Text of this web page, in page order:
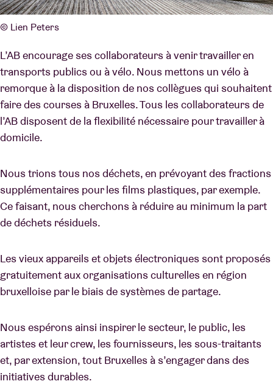
© Lien Peters
L’AB encourage ses collaborateurs à venir travailler en
transports publics ou à vélo. Nous mettons un vélo à
remorque à la disposition de nos collègues qui souhaitent
faire des courses à Bruxelles. Tous les collaborateurs de
l’AB disposent de la flexibilité nécessaire pour travailler à
domicile.
Nous trions tous nos déchets, en prévoyant des fractions
supplémentaires pour les films plastiques, par exemple.
Ce faisant, nous cherchons à réduire au minimum la part
de déchets résiduels.
Les vieux appareils et objets électroniques sont proposés
gratuitement aux organisations culturelles en région
bruxelloise par le biais de systèmes de partage.
Nous espérons ainsi inspirer le secteur, le public, les
artistes et leur crew, les fournisseurs, les sous-traitants
et, par extension, tout Bruxelles à s’engager dans des
initiatives durables.